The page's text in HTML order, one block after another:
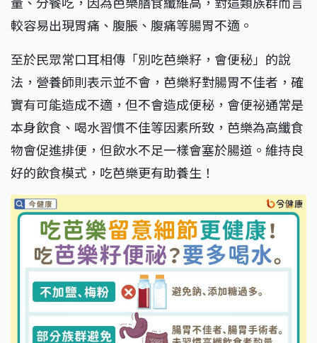
較容易出現胃痛、腹脹、腹痛等腸胃不適。
至於民眾常口耳相傳「別吃芭樂籽，會便秘」的說
法，營養師則表示並不會，芭樂籽對腸胃不佳者，確
實有可能造成不適，但不會造成便秘，會便祕通常是
本身飲食、喝水習慣不佳等因素所致，芭樂為高纖食
物會促進排便，但飲水不足一樣會塞於腸道。維持良
好的飲食模式，吃芭樂更有助養生！